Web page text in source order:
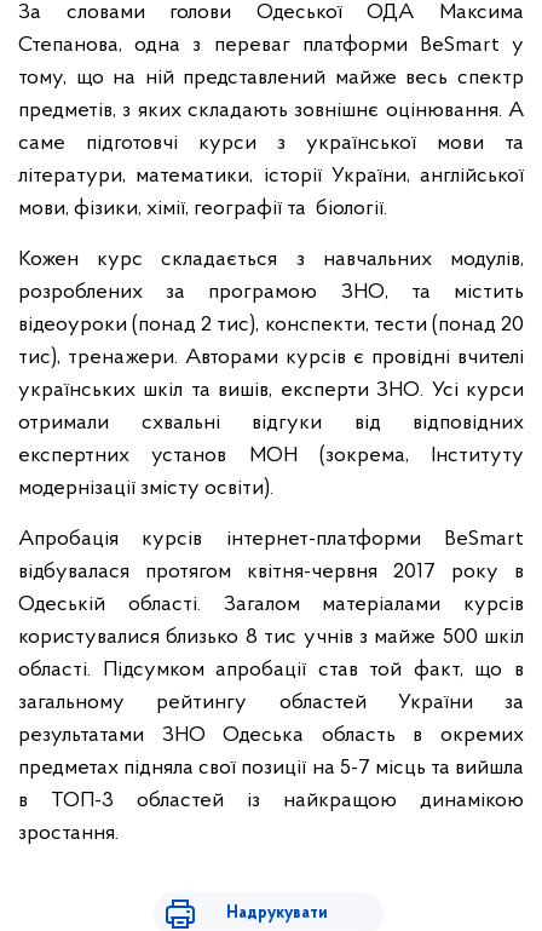
За словами голови Одеської ОДА Максима
Степанова, одна з переваг платформи BeSmart у
тому, що на ній представлений майже весь спектр
предметів, з яких складають зовнішнє оцінювання. А
саме підготовчі курси з української мови та
літератури, математики, історії України, англійської
мови, фізики, хімії, географії та біології.
Кожен курс складається з навчальних модулів,
розроблених за програмою ЗНО, та містить
відеоуроки (понад 2 тис), конспекти, тести (понад 20
тис), тренажери. Авторами курсів є провідні вчителі
українських шкіл та вишів, експерти ЗНО. Усі курси
отримали схвальні відгуки від відповідних
експертних установ МОН (зокрема, Інституту
модернізації змісту освіти).
Апробація курсів інтернет-платформи BeSmart
відбувалася протягом квітня-червня 2017 року в
Одеській області. Загалом матеріалами курсів
користувалися близько 8 тис учнів з майже 500 шкіл
області. Підсумком апробації став той факт, що в
загальному рейтингу областей України за
результатами ЗНО Одеська область в окремих
предметах підняла свої позиції на 5-7 місць та вийшла
в ТОП-3 областей із найкращою динамікою
зростання.
Надрукувати